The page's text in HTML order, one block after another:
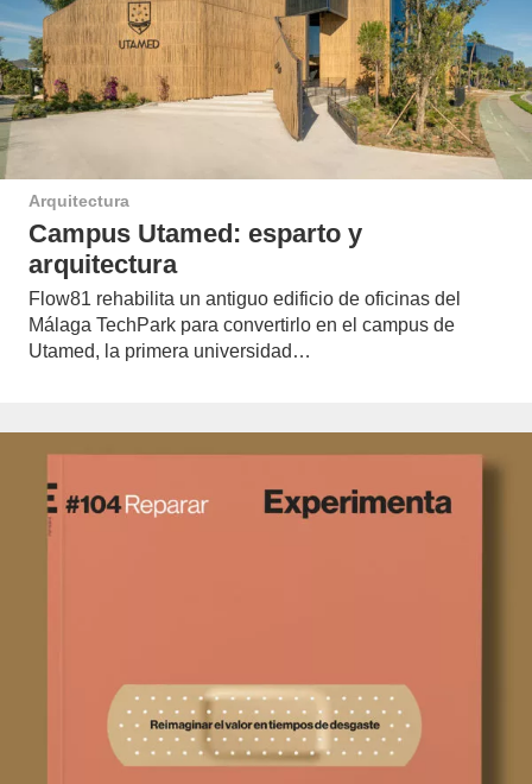
Arquitectura
Campus Utamed: esparto y
arquitectura
Flow81 rehabilita un antiguo edificio de oficinas del
Málaga TechPark para convertirlo en el campus de
Utamed, la primera universidad…